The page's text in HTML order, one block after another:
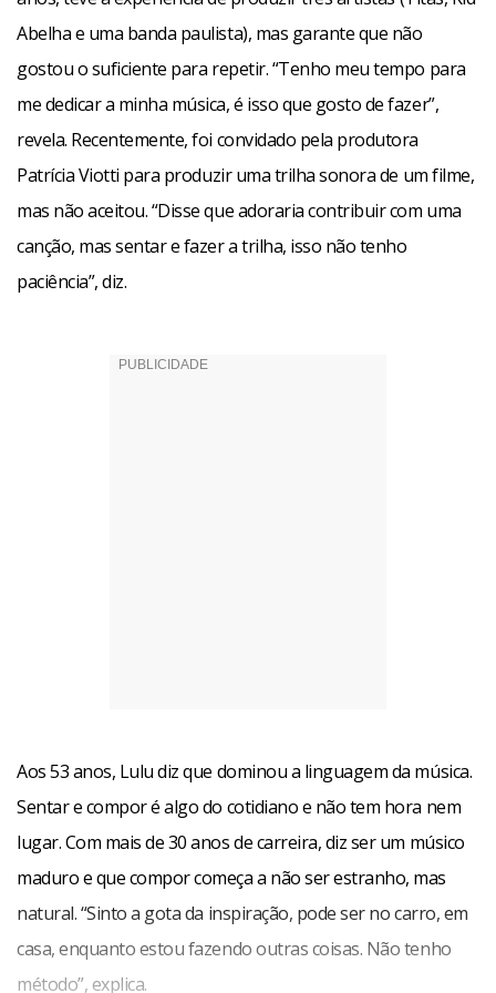
Facebook
WhatsApp
LinkedIn
Twitter
X Telegram
Share
Abelha e uma banda paulista), mas garante que não
gostou o suficiente para repetir. “Tenho meu tempo para
me dedicar a minha música, é isso que gosto de fazer”,
revela. Recentemente, foi convidado pela produtora
Patrícia Viotti para produzir uma trilha sonora de um filme,
mas não aceitou. “Disse que adoraria contribuir com uma
canção, mas sentar e fazer a trilha, isso não tenho
paciência”, diz.
Aos 53 anos, Lulu diz que dominou a linguagem da música.
Sentar e compor é algo do cotidiano e não tem hora nem
lugar. Com mais de 30 anos de carreira, diz ser um músico
maduro e que compor começa a não ser estranho, mas
natural. “Sinto a gota da inspiração, pode ser no carro, em
casa, enquanto estou fazendo outras coisas. Não tenho
método”, explica.